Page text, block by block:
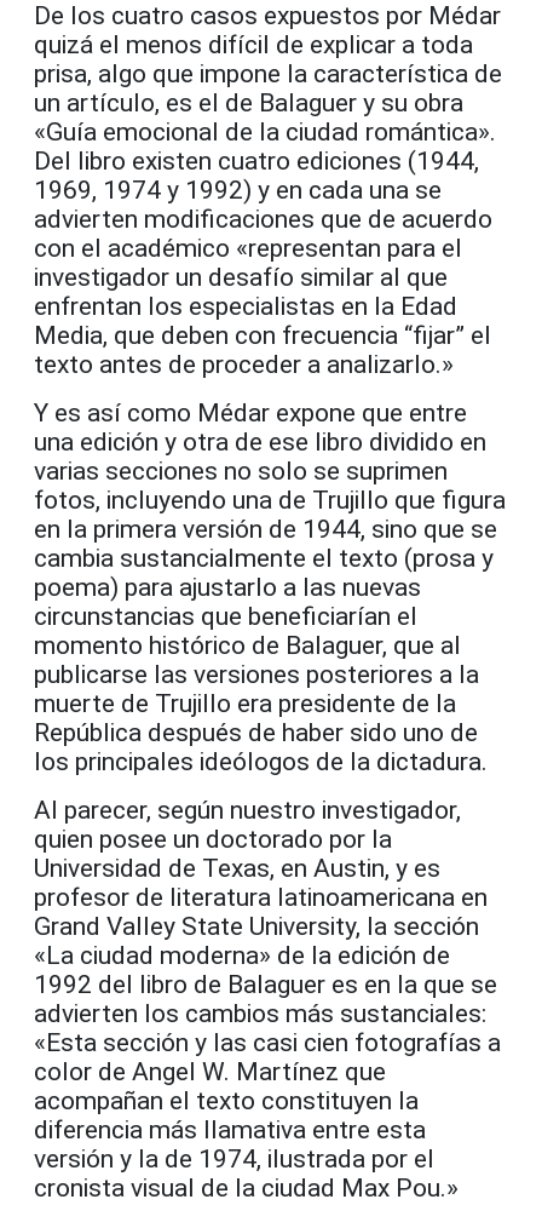
De los cuatro casos expuestos por Médar
quizá el menos difícil de explicar a toda
prisa, algo que impone la característica de
un artículo, es el de Balaguer y su obra
«Guía emocional de la ciudad romántica».
Del libro existen cuatro ediciones (1944,
1969, 1974 y 1992) y en cada una se
advierten modificaciones que de acuerdo
con el académico «representan para el
investigador un desafío similar al que
enfrentan los especialistas en la Edad
Media, que deben con frecuencia “fijar” el
texto antes de proceder a analizarlo.»
Y es así como Médar expone que entre
una edición y otra de ese libro dividido en
varias secciones no solo se suprimen
fotos, incluyendo una de Trujillo que figura
en la primera versión de 1944, sino que se
cambia sustancialmente el texto (prosa y
poema) para ajustarlo a las nuevas
circunstancias que beneficiarían el
momento histórico de Balaguer, que al
publicarse las versiones posteriores a la
muerte de Trujillo era presidente de la
República después de haber sido uno de
los principales ideólogos de la dictadura.
Al parecer, según nuestro investigador,
quien posee un doctorado por la
Universidad de Texas, en Austin, y es
profesor de literatura latinoamericana en
Grand Valley State University, la sección
«La ciudad moderna» de la edición de
1992 del libro de Balaguer es en la que se
advierten los cambios más sustanciales:
«Esta sección y las casi cien fotografías a
color de Angel W. Martínez que
acompañan el texto constituyen la
diferencia más llamativa entre esta
versión y la de 1974, ilustrada por el
cronista visual de la ciudad Max Pou.»